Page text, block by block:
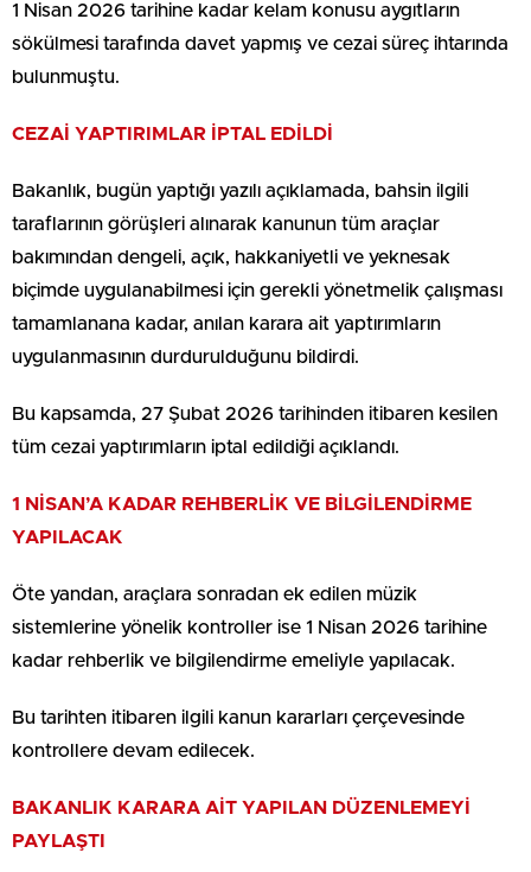
1 Nisan 2026 tarihine kadar kelam konusu aygıtların
sökülmesi tarafında davet yapmış ve cezai süreç ihtarında
bulunmuştu.
CEZAİ YAPTIRIMLAR İPTAL EDİLDİ
Bakanlık, bugün yaptığı yazılı açıklamada, bahsin ilgili
taraflarının görüşleri alınarak kanunun tüm araçlar
bakımından dengeli, açık, hakkaniyetli ve yeknesak
biçimde uygulanabilmesi için gerekli yönetmelik çalışması
tamamlanana kadar, anılan karara ait yaptırımların
uygulanmasının durdurulduğunu bildirdi.
Bu kapsamda, 27 Şubat 2026 tarihinden itibaren kesilen
tüm cezai yaptırımların iptal edildiği açıklandı.
1 NİSAN’A KADAR REHBERLİK VE BİLGİLENDİRME
YAPILACAK
Öte yandan, araçlara sonradan ek edilen müzik
sistemlerine yönelik kontroller ise 1 Nisan 2026 tarihine
kadar rehberlik ve bilgilendirme emeliyle yapılacak.
Bu tarihten itibaren ilgili kanun kararları çerçevesinde
kontrollere devam edilecek.
BAKANLIK KARARA AİT YAPILAN DÜZENLEMEYİ
PAYLAŞTI